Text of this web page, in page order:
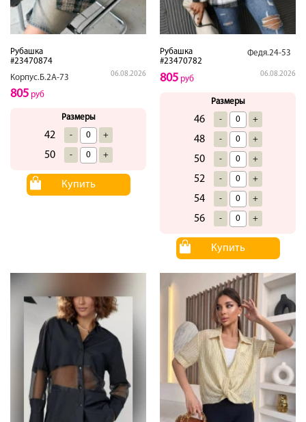
Рубашка
#23470874
Корпус.Б.2А-73
06.08.2026
805 руб
Размеры
42 - +
50 - +
Купить
Рубашка
#23470782
Федя.24-53
06.08.2026
805 руб
Размеры
46 - +
48 - +
50 - +
52 - +
54 - +
56 - +
Купить